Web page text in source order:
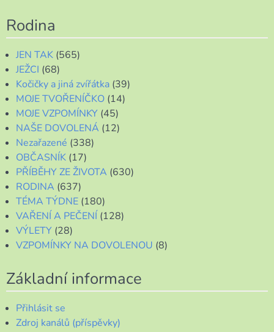
Rodina
JEN TAK (565)
JEŽCI (68)
Kočičky a jiná zvířátka (39)
MOJE TVOŘENÍČKO (14)
MOJE VZPOMÍNKY (45)
NAŠE DOVOLENÁ (12)
Nezařazené (338)
OBČASNÍK (17)
PŘÍBĚHY ZE ŽIVOTA (630)
RODINA (637)
TÉMA TÝDNE (180)
VAŘENÍ A PEČENÍ (128)
VÝLETY (28)
VZPOMÍNKY NA DOVOLENOU (8)
Základní informace
Přihlásit se
Zdroj kanálů (příspěvky)